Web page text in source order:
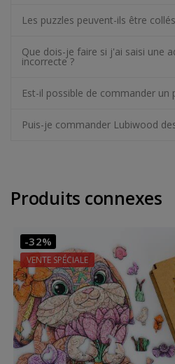
Les puzzles peuvent-ils être
Que dois-je faire si j'ai saisi une
incorrecte ?
Est-il possible de commander un
Puis-je commander Lubiwood
Produits connexes
-32%
VENTE SPÉCIALE